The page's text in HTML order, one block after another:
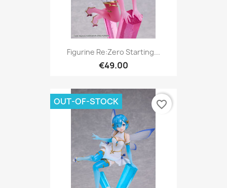
Figurine Re:Zero Starting...
€49.00
OUT-OF-STOCK favorite_border